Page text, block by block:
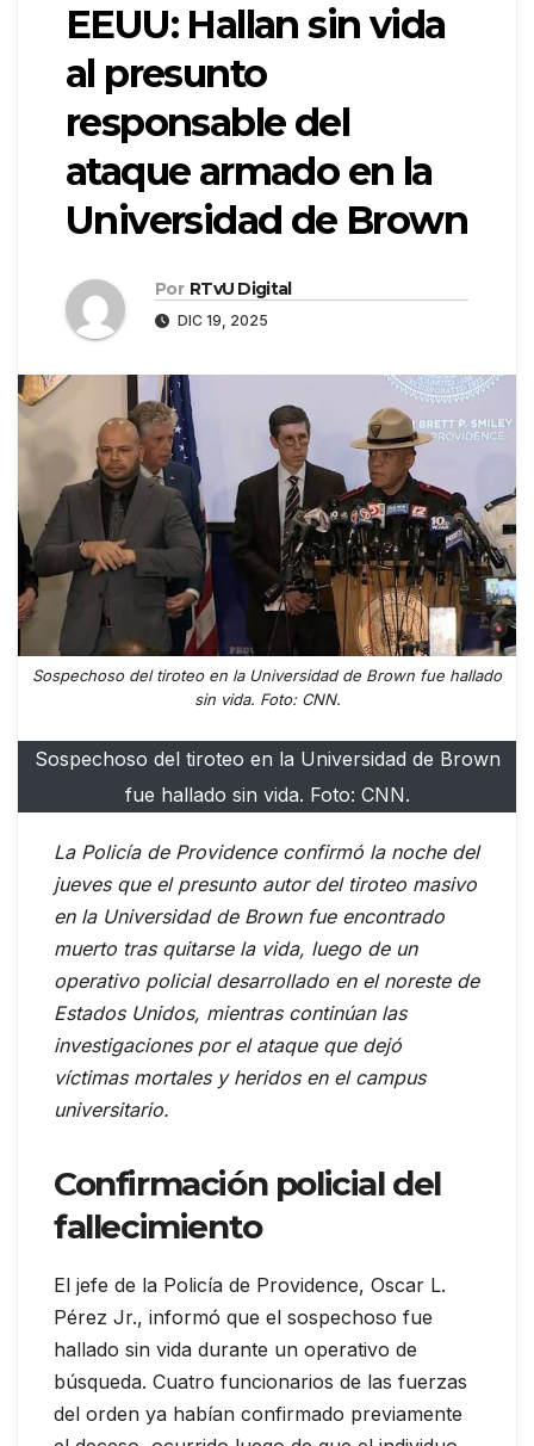
EEUU: Hallan sin vida
al presunto
responsable del
ataque armado en la
Universidad de Brown
Por RTvU Digital
DIC 19, 2025
Sospechoso del tiroteo en la Universidad de Brown fue hallado
sin vida. Foto: CNN.
Sospechoso del tiroteo en la Universidad de Brown
fue hallado sin vida. Foto: CNN.
La Policía de Providence confirmó la noche del
jueves que el presunto autor del tiroteo masivo
en la Universidad de Brown fue encontrado
muerto tras quitarse la vida, luego de un
operativo policial desarrollado en el noreste de
Estados Unidos, mientras continúan las
investigaciones por el ataque que dejó
víctimas mortales y heridos en el campus
universitario.
Confirmación policial del
fallecimiento
El jefe de la Policía de Providence, Oscar L.
Pérez Jr., informó que el sospechoso fue
hallado sin vida durante un operativo de
búsqueda. Cuatro funcionarios de las fuerzas
del orden ya habían confirmado previamente